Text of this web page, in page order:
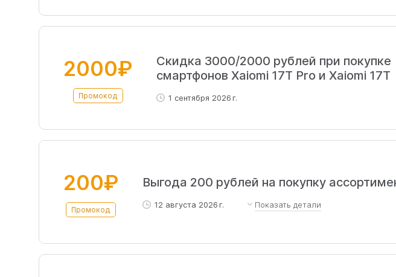
Скидка 500₽ на смартфоны (от 20000₽), 300₽ – на
аудио и аксессуары (от 3000₽). Не действует при
2000₽
Промокод
Скидка 3000/2000 рублей при покупке
смартфонов Xaiomi 17T Pro и Xaiomi 17T
1 сентября 2026 г.
200₽
Промокод
Выгода 200 рублей на покупку
12 августа 2026 г. Показать детали
Действует при заказе от 15000₽. Совместима с
рассрочке и покупкам с подарком. Доставка –